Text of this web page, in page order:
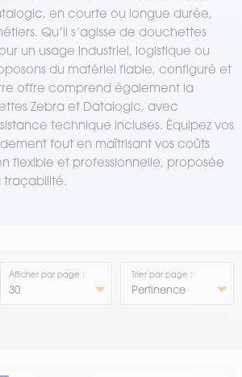
en courte ou longue durée,
Qu’il s’agisse de douchettes
un usage industriel, logistique ou
du matériel fiable, configuré et
offre comprend également la
Zebra et Datalogic, avec
technique incluses. Équipez vos
tout en maîtrisant vos coûts
flexible et professionnelle, proposée
traçabilité.
Afficher par page : Trier par page :